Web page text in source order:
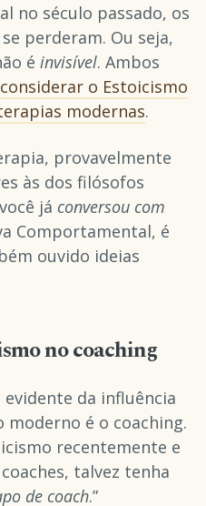
no século passado, os
perderam. Ou seja,
é invisível. Ambos
considerar o Estoicismo
modernas.
provavelmente
às dos filósofos
já conversou com
Comportamental, é
ouvido ideias
no coaching
da influência
é o coaching.
recentemente e
talvez tenha
de coach.”